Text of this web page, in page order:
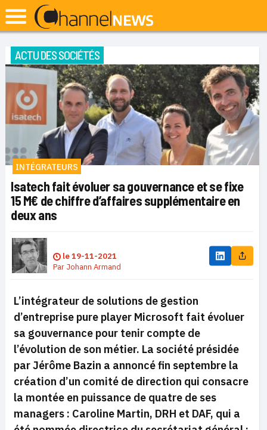
ACTU DES SOCIÉTÉS
INTÉGRATEURS
Isatech fait évoluer sa gouvernance et se fixe
15 M€ de chiffre d’affaires supplémentaire en
deux ans
le19-11-2021
Par Johann Armand
L’intégrateur de solutions de gestion
d’entreprise pure player Microsoft fait évoluer
sa gouvernance pour tenir compte de
l’évolution de son métier. La société présidée
par Jérôme Bazin a annoncé fin septembre la
création d’un comité de direction qui consacre
la montée en puissance de quatre de ses
managers : Caroline Martin, DRH et DAF, qui a